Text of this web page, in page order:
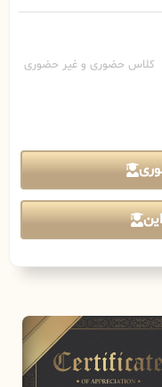
کلاس حضوری و غیر حضوری